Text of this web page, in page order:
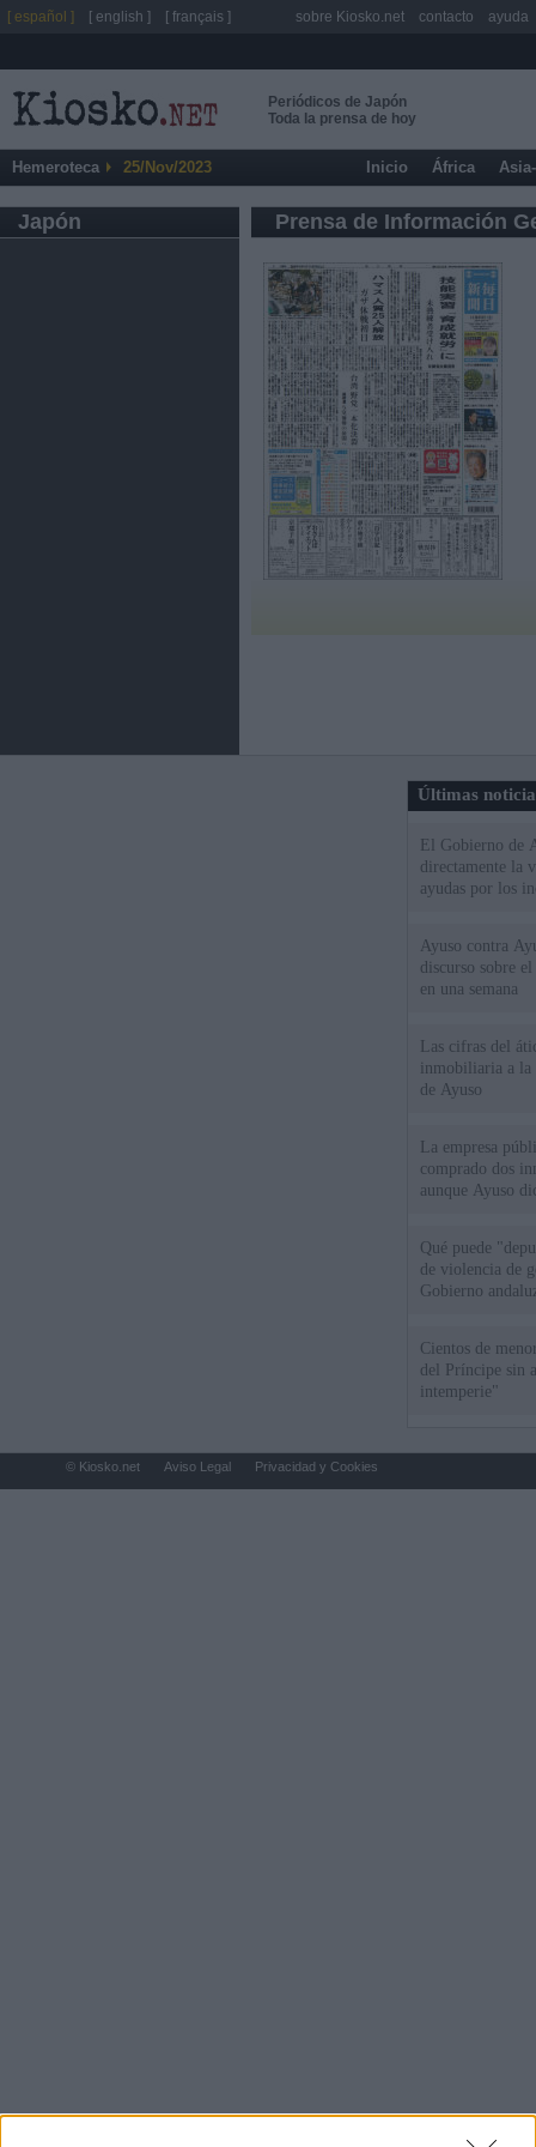
Periódicos de Japón
Toda la prensa de hoy
Hemeroteca 25/Nov/2023 Inicio África
Japón Prensa de Información
Últimas
El Gobierno de
directamente la
ayudas por los
Ayuso contra
discurso sobre
en una semana
Las cifras del
inmobiliaria a la
de Ayuso
La empresa
comprado dos
aunque Ayuso
Qué puede
de violencia de
Gobierno
Cientos de
del Príncipe sin
intemperie"
[ español ] [ english ] [ français ] sobre Kiosko.net contacto ayuda
© Kiosko.net Aviso Legal Privacidad y Cookies